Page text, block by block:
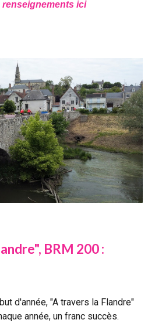
renseignements ici
BRM 200 :
d'année, "A travers la Flandre"
année, un franc succès.